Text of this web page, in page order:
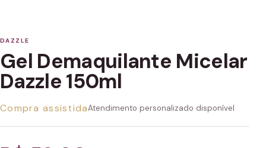
DAZZLE
Gel Demaquilante Micelar
Dazzle 150ml
Compra assistidaAtendimento personalizado disponível